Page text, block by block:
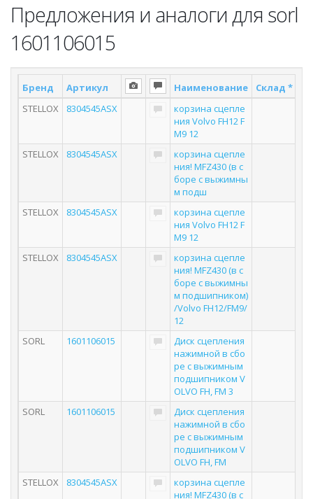
Предложения и аналоги для sorl
1601106015
Бренд Артикул Наименование Склад *
STELLOX
8304545ASX
корзина сцепле
ния Volvo FH12 F
M9 12
STELLOX
8304545ASX
корзина сцепле
ния! MFZ430 (в с
боре с выжимны
м подш
STELLOX
8304545ASX
корзина сцепле
ния Volvo FH12 F
M9 12
STELLOX
8304545ASX
корзина сцепле
ния! MFZ430 (в с
боре с выжимны
м подшипником)
/Volvo FH12/FM9/
12
SORL
1601106015
Диск сцепления
нажимной в сбо
ре с выжимным
подшипником V
OLVO FH, FM 3
SORL
1601106015
Диск сцепления
нажимной в сбо
ре с выжимным
подшипником V
OLVO FH, FM
STELLOX
8304545ASX
корзина сцепле
ния! MFZ430 (в с